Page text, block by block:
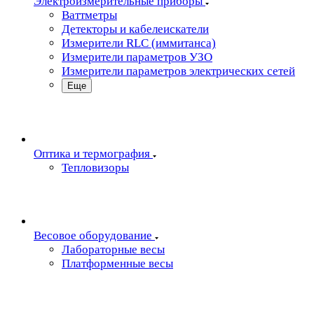
Ваттметры
Детекторы и кабелеискатели
Измерители RLC (иммитанса)
Измерители параметров УЗО
Измерители параметров электрических сетей
Еще
Oптика и термография
Тепловизоры
Весовое оборудование
Лабораторные весы
Платформенные весы